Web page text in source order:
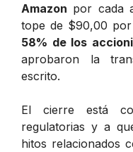
Amazon por cada
tope de $90,00 por
58% de los
aprobaron la
escrito.
El cierre está
regulatorias y a
hitos relacionados